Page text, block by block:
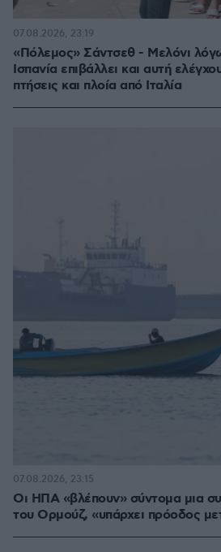
«Πόλεμος» Σάντσεθ - Μελόνι
Ισπανία επιβάλλει και αυτή
πτήσεις και πλοία από Ιταλία
07.08.2026, 23:19
Οι ΗΠΑ «βλέπουν» σύντομα μια
του Ορμούζ, «υπάρχει πρόοδος
07.08.2026, 23:15